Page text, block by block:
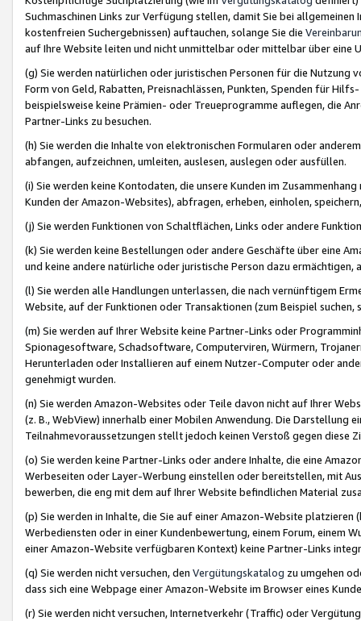
Suchmaschinen Links zur Verfügung stellen, damit Sie bei
kostenfreien Suchergebnissen) auftauchen, solange Sie die
auf Ihre Website leiten und nicht unmittelbar oder mittelbar über eine
(g) Sie werden natürlichen oder juristischen Personen für die Nutzung
Form von Geld, Rabatten, Preisnachlässen, Punkten, Spenden für
beispielsweise keine Prämien- oder Treueprogramme auflegen, die
Partner-Links zu besuchen.
(h) Sie werden die Inhalte von elektronischen Formularen oder
abfangen, aufzeichnen, umleiten, auslesen, auslegen oder ausfüllen.
(i) Sie werden keine Kontodaten, die unsere Kunden im
Kunden der Amazon-Websites), abfragen, erheben, einholen,
(j) Sie werden Funktionen von Schaltflächen, Links oder andere
(k) Sie werden keine Bestellungen oder andere Geschäfte über eine
und keine andere natürliche oder juristische Person dazu
(l) Sie werden alle Handlungen unterlassen, die nach vernünftigem
Website, auf der Funktionen oder Transaktionen (zum Beispiel
(m) Sie werden auf Ihrer Website keine Partner-Links oder
Spionagesoftware, Schadsoftware, Computerviren, Würmern,
Herunterladen oder Installieren auf einem Nutzer-Computer oder
genehmigt wurden.
(n) Sie werden Amazon-Websites oder Teile davon nicht auf Ihrer
(z. B., WebView) innerhalb einer Mobilen Anwendung. Die Darstellung
Teilnahmevoraussetzungen stellt jedoch keinen Verstoß gegen diese
(o) Sie werden keine Partner-Links oder andere Inhalte, die eine
Werbeseiten oder Layer-Werbung einstellen oder bereitstellen, mit
bewerben, die eng mit dem auf Ihrer Website befindlichen Material
(p) Sie werden in Inhalte, die Sie auf einer Amazon-Website
Werbediensten oder in einer Kundenbewertung, einem Forum, einem
einer Amazon-Website verfügbaren Kontext) keine Partner-Links
(q) Sie werden nicht versuchen, den Vergütungskatalog zu umgehen
dass sich eine Webpage einer Amazon-Website im Browser eines
(r) Sie werden nicht versuchen, Internetverkehr (Traffic) oder